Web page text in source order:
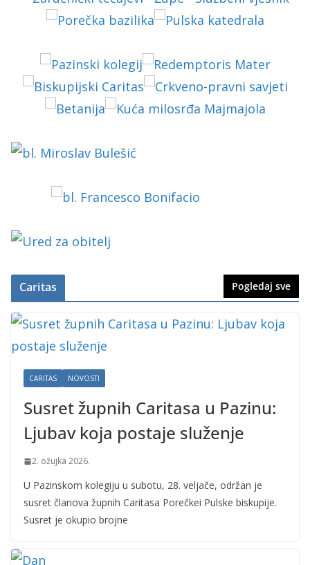
Caritas Pogledaj sve
CARITAS NOVOSTI
Susret župnih Caritasa u Pazinu:
Ljubav koja postaje služenje
2. ožujka 2026.
U Pazinskom kolegiju u subotu, 28. veljače, održan je
susret članova župnih Caritasa Porečkei Pulske biskupije.
Susret je okupio brojne